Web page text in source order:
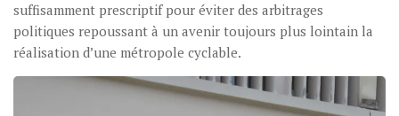
suffisamment prescriptif pour éviter des arbitrages
politiques repoussant à un avenir toujours plus lointain la
réalisation d’une métropole cyclable.